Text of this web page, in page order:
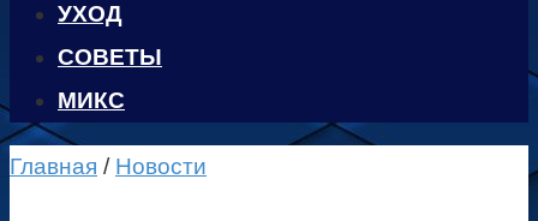
УХОД
CОВЕТЫ
МИКС
Главная / Новости